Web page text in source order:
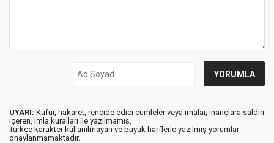
UYARI: Küfür, hakaret, rencide edici cümleler veya imalar, inançlara saldırı
içeren, imla kuralları ile yazılmamış,
Türkçe karakter kullanılmayan ve büyük harflerle yazılmış yorumlar
onaylanmamaktadır.